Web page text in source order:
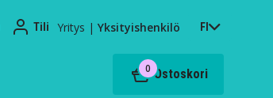
Tili Yritys | Yksityishenkilö FI
0 Ostoskori